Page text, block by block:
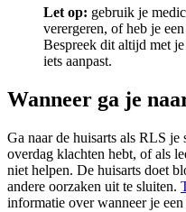
Let op: gebruik je
verergeren, of heb je
Bespreek dit altijd met
iets aanpast.
Wanneer ga je
Ga naar de huisarts als RLS
overdag klachten hebt, of als
niet helpen. De huisarts doet
andere oorzaken uit te sluiten.
informatie over wanneer je een